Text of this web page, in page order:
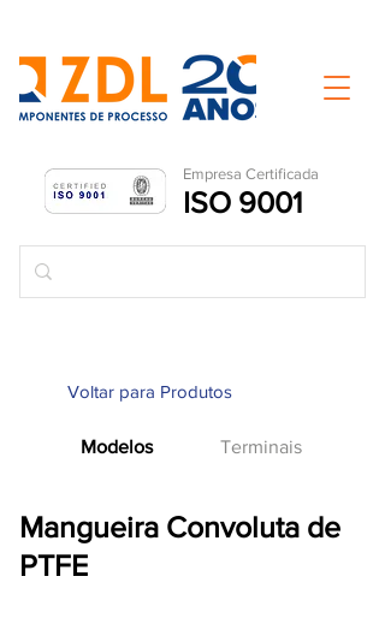
Empresa Certificada
ISO 9001
Voltar para Produtos
Modelos Terminais
Mangueira Convoluta de
PTFE